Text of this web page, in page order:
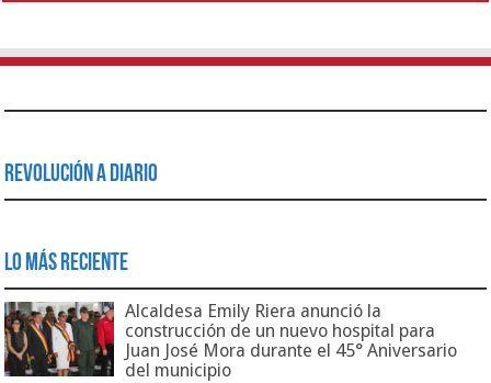
Revolución a Diario
Lo Más Reciente
Alcaldesa Emily Riera anunció la
construcción de un nuevo hospital para
Juan José Mora durante el 45° Aniversario
del municipio